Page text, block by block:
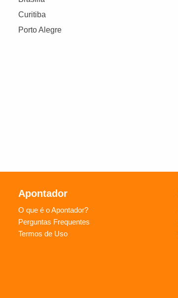
Curitiba
Porto Alegre
Apontador
O que é o Apontador?
Perguntas Frequentes
Termos de Uso